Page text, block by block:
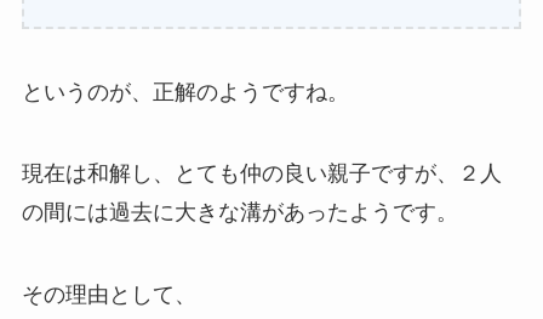
というのが、正解のようですね。
現在は和解し、とても仲の良い親子ですが、２人
の間には過去に大きな溝があったようです。
その理由として、